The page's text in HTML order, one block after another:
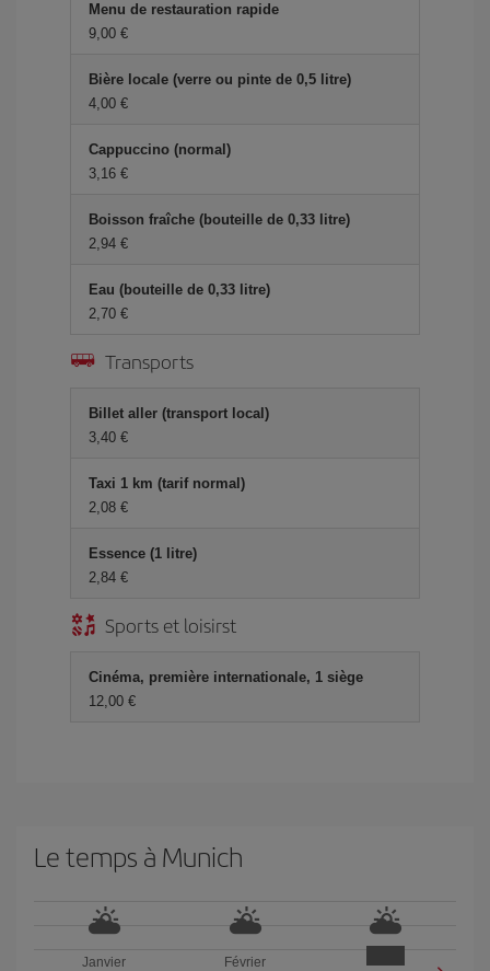
Menu de restauration rapide
9,00 €
Bière locale (verre ou pinte de 0,5 litre)
4,00 €
Cappuccino (normal)
3,16 €
Boisson fraîche (bouteille de 0,33 litre)
2,94 €
Eau (bouteille de 0,33 litre)
2,70 €
Transports
Billet aller (transport local)
3,40 €
Taxi 1 km (tarif normal)
2,08 €
Essence (1 litre)
2,84 €
Sports et loisirst
Cinéma, première internationale, 1 siège
12,00 €
Le temps à Munich
Janvier
Février